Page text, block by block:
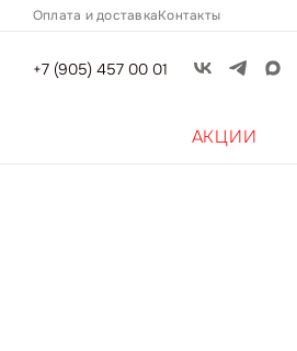
Оплата и доставкаКонтакты
+7 (905) 457 00 01
АКЦИИ